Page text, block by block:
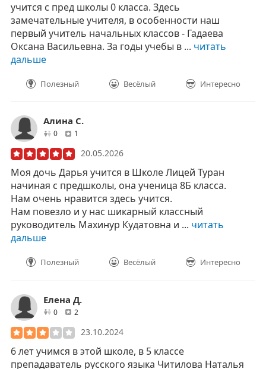
учится с пред школы 0 класса. Здесь
замечательные учителя, в особенности наш
первый учитель начальных классов - Гадаева
Оксана Васильевна. За годы учебы в ... читать
дальше
Полезный Весёлый Интересно
Алина С.
0друзей1
20.05.2026
Моя дочь Дарья учится в Школе Лицей Туран
начиная с предшколы, она ученица 8Б класса.
Нам очень нравится здесь учится.
Нам повезло и у нас шикарный классный
руководитель Махинур Кудатовна и ... читать
дальше
Полезный Весёлый Интересно
Елена Д.
0друзей
2
23.10.2024
6 лет учимся в этой школе, в 5 классе
препадаватель русского языка Читилова Наталья